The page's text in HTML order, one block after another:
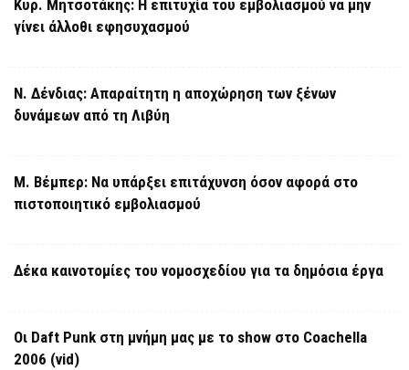
Κυρ. Μητσοτάκης: Η επιτυχία του εμβολιασμού να μην
γίνει άλλοθι εφησυχασμού
Ν. Δένδιας: Απαραίτητη η αποχώρηση των ξένων
δυνάμεων από τη Λιβύη
Μ. Βέμπερ: Να υπάρξει επιτάχυνση όσον αφορά στο
πιστοποιητικό εμβολιασμού
Δέκα καινοτομίες του νομοσχεδίου για τα δημόσια έργα
Οι Daft Punk στη μνήμη μας με το show στο Coachella
2006 (vid)